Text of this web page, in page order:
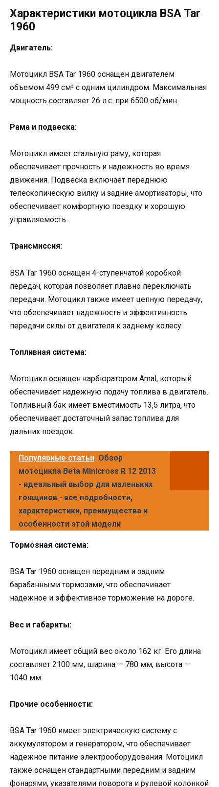
Характеристики мотоцикла BSA Tar
1960
Двигатель:
Мотоцикл BSA Tar 1960 оснащен двигателем
объемом 499 см³ с одним цилиндром. Максимальная
мощность составляет 26 л.с. при 6500 об/мин.
Рама и подвеска:
Мотоцикл имеет стальную раму, которая
обеспечивает прочность и надежность во время
движения. Подвеска включает переднюю
телескопическую вилку и задние амортизаторы, что
обеспечивает комфортную поездку и хорошую
управляемость.
Трансмиссия:
BSA Tar 1960 оснащен 4-ступенчатой коробкой
передач, которая позволяет плавно переключать
передачи. Мотоцикл также имеет цепную передачу,
что обеспечивает надежность и эффективность
передачи силы от двигателя к заднему колесу.
Топливная система:
Мотоцикл оснащен карбюратором Amal, который
обеспечивает надежную подачу топлива в двигатель.
Топливный бак имеет вместимость 13,5 литра, что
обеспечивает достаточный запас топлива для
дальних поездок.
Популярные статьи Обзор
мотоцикла Beta Minicross R 12 2013
- идеальный выбор для маленьких
гонщиков - все подробности,
характеристики, преимущества и
особенности этой модели
Тормозная система:
BSA Tar 1960 оснащен передним и задним
барабанными тормозами, что обеспечивает
надежное и эффективное торможение на дороге.
Вес и габариты:
Мотоцикл имеет общий вес около 162 кг. Его длина
составляет 2100 мм, ширина — 780 мм, высота —
1040 мм.
Прочие особенности:
BSA Tar 1960 имеет электрическую систему с
аккумулятором и генератором, что обеспечивает
надежное питание электрооборудования. Мотоцикл
также оснащен стандартными передним и задним
фонарями, указателями поворота и рулевой колонкой